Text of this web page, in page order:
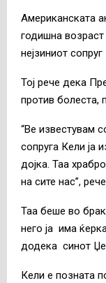
Американската
годишна возраст
нејзиниот
Тој рече дека
против болеста,
“Ве известувам
сопруга Кели ја
дојка. Таа
на сите нас”,
Таа беше во
него ја има
додека синот
Кели е позната